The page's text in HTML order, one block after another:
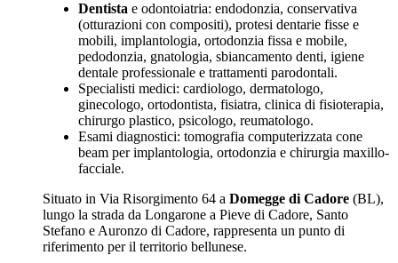
Dentista e odontoiatria: endodonzia, conservativa
(otturazioni con compositi), protesi dentarie fisse e
mobili, implantologia, ortodonzia fissa e mobile,
pedodonzia, gnatologia, sbiancamento denti, igiene
dentale professionale e trattamenti parodontali.
Specialisti medici: cardiologo, dermatologo,
ginecologo, ortodontista, fisiatra, clinica di fisioterapia,
chirurgo plastico, psicologo, reumatologo.
Esami diagnostici: tomografia computerizzata cone
beam per implantologia, ortodonzia e chirurgia maxillo-
facciale.
Situato in Via Risorgimento 64 a Domegge di Cadore (BL),
lungo la strada da Longarone a Pieve di Cadore, Santo
Stefano e Auronzo di Cadore, rappresenta un punto di
riferimento per il territorio bellunese.